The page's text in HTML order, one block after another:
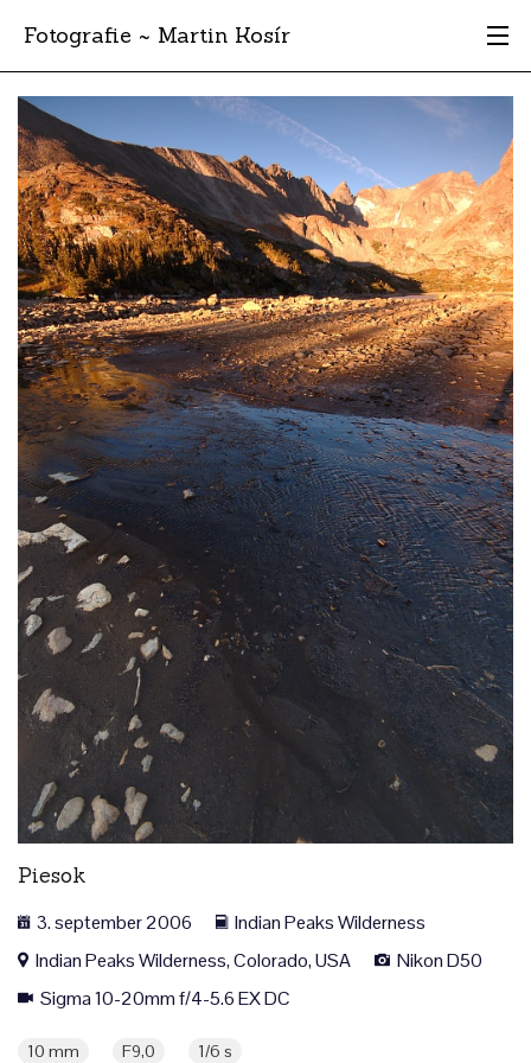
Fotografie ~ Martin Kosír
Moje obľúbené
Albumy
Miesta
Archív
Vyhľadávanie
Piesok
3. september 2006
Indian Peaks Wilderness
Indian Peaks Wilderness, Colorado, USA
Nikon D50
Sigma 10-20mm f/4-5.6 EX DC
10 mm F9,0 1/6 s